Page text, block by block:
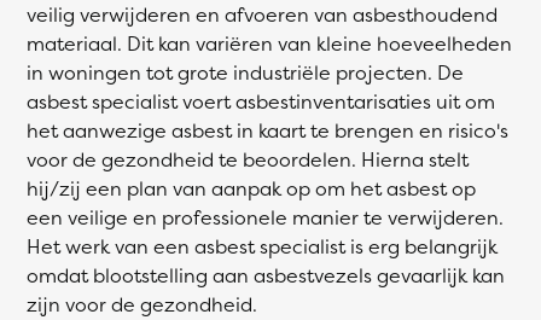
veilig verwijderen en afvoeren van asbesthoudend
materiaal. Dit kan variëren van kleine hoeveelheden
in woningen tot grote industriële projecten. De
asbest specialist voert asbestinventarisaties uit om
het aanwezige asbest in kaart te brengen en risico's
voor de gezondheid te beoordelen. Hierna stelt
hij/zij een plan van aanpak op om het asbest op
een veilige en professionele manier te verwijderen.
Het werk van een asbest specialist is erg belangrijk
omdat blootstelling aan asbestvezels gevaarlijk kan
zijn voor de gezondheid.